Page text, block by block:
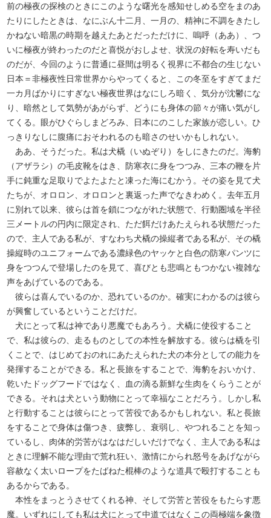
前の極夜の探検のときにこのような曙光を感知せしめる空をまのあ
たりにしたときは、なにぶん十二月、一月の、精神に不調をきたし
かねない暗黒の時期を越えたあとだっただけに、嗚呼（ああ）、つ
いに極夜が終わったのだと喜悦がおしよせ、状況の好転を寿いだも
のだが、今回のように普通に昼間は明るく視界に不都合の生じない
日本＝非極夜性日常世界からやってくると、この冬至をすぎてまだ
一カ月ばかりにすぎない極夜世界はなにしろ暗く、気分が沈鬱にな
り、暗然として気勢があがらず、どうにも身体の節々が痛い気がし
てくる。眼がひぐらしまどろみ、日本にのこした家族が恋しい。ひ
っきりなしに腹痛におそわれるのも暗さのせいかもしれない。
ああ、そうだった。私は犬橇（いぬぞり）をしにきたのだ。海豹
（アザラシ）の毛皮靴をはき、防寒衣に身をつつみ、三本の鞭を片
手に鈍重な足取りでよたよたと凍った海にむかう。その姿を見て犬
たちが、オロロン、オロロンと裏返った声でなきわめく。去年五月
に別れて以来、彼らは首を鎖につながれた状態で、行動圏域を半径
三メートルの円内に限定され、ただ餌だけあたえられる状態だった
ので、主人である私が、すなわち犬橇の操縦者である私が、その橇
操縦時のユニフォームである濃緑色のヤッケと白色の防寒パンツに
身をつつんで登場したのを見て、喜びとも悲鳴ともつかない複雑な
声をあげているのである。
彼らは喜んでいるのか、恐れているのか。確実にわかるのは彼ら
が興奮しているということだけだ。
犬にとって私は神であり悪魔でもあろう。犬橇に使役すること
で、私は彼らの、走るものとしての本性を解放する。彼らは橇を引
くことで、はじめておのれにあたえられた犬の本分としての能力を
発揮することができる。私と長旅をすることで、海豹をおいかけ、
乾いたドッグフードではなく、血の滴る新鮮な生肉をくらうことが
できる。それは犬という動物にとって幸福なことだろう。しかし私
と行動することは彼らにとって苦役であるかもしれない。私と長旅
をすることで身体は傷つき、疲弊し、衰弱し、やつれることを知っ
ているし、肉体的労苦がはなはだしいだけでなく、主人である私は
ときに理解不能な理由で荒れ狂い、激情にかられ怒号をあげながら
容赦なく太いロープをたばねた棍棒のような道具で殴打することも
あるからである。
本性をまっとうさせてくれる神、そして労苦と苦役をもたらす悪
魔。いずれにしても私は犬にとって中道ではなくこの両極端を象徴